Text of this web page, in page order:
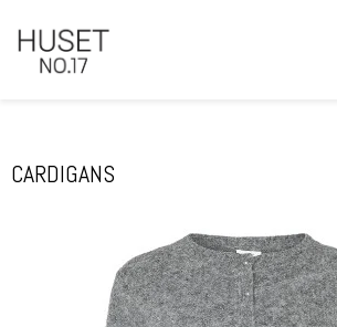
Forside / Shop /
CARDIGANS